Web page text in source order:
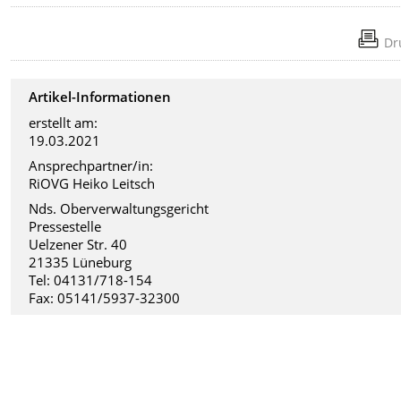
Artikel-Informationen
erstellt am:
19.03.2021
Ansprechpartner/in:
RiOVG Heiko Leitsch
Nds. Oberverwaltungsgericht
Pressestelle
Uelzener Str. 40
21335 Lüneburg
Tel: 04131/718-154
Fax: 05141/5937-32300